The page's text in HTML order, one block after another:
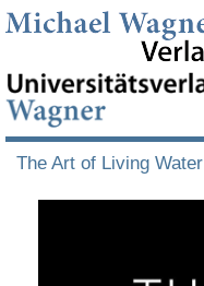
The Art of Living Water